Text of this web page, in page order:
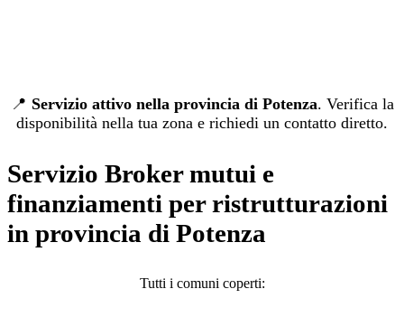
📍 Servizio attivo nella provincia di Potenza. Verifica la
disponibilità nella tua zona e richiedi un contatto diretto.
Servizio Broker mutui e
finanziamenti per ristrutturazioni
in provincia di Potenza
Tutti i comuni coperti: